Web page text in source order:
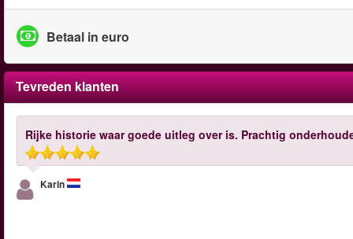
Betaal in euro
Tevreden klanten
Rijke historie waar goede uitleg over is. Prachtig
Karin